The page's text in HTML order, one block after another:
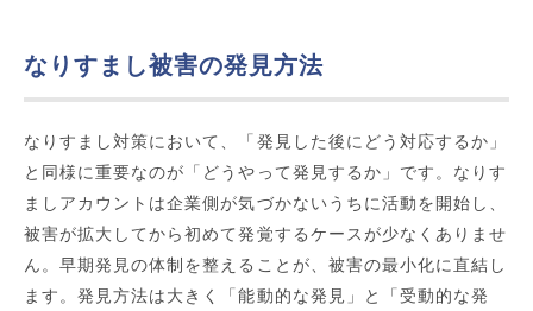
なりすまし被害の発見方法
なりすまし対策において、「発見した後にどう対応するか」
と同様に重要なのが「どうやって発見するか」です。なりす
ましアカウントは企業側が気づかないうちに活動を開始し、
被害が拡大してから初めて発覚するケースが少なくありませ
ん。早期発見の体制を整えることが、被害の最小化に直結し
ます。発見方法は大きく「能動的な発見」と「受動的な発